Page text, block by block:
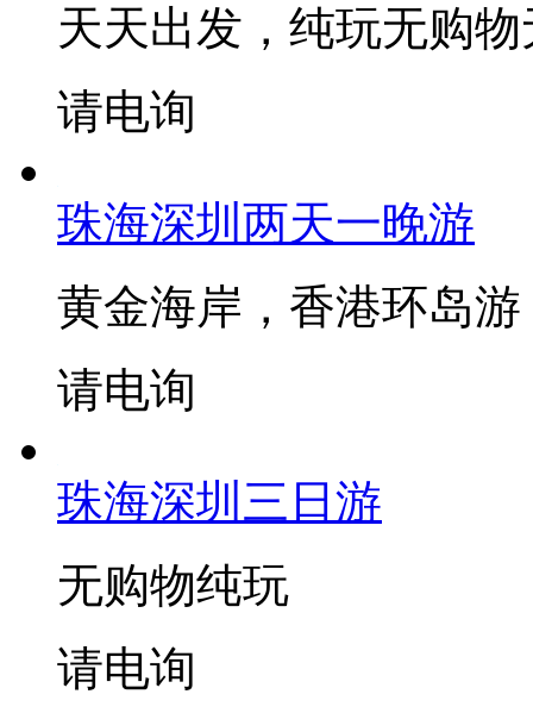
天天出发，纯玩无购
请电询
珠海深圳两天一晚游
黄金海岸，香港环岛游
请电询
珠海深圳三日游
无购物纯玩
请电询